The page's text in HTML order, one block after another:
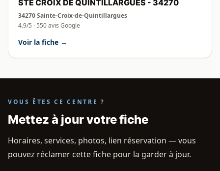
STE CROIX DE QUINTILLARGUES - 34270
34270 Sainte-Croix-de-Quintillargues
4.9/5 · 550 avis Google
Voir la fiche →
VOUS ÊTES CE CENTRE ?
Mettez à jour votre fiche
Horaires, services, photos, lien réservation — vous
pouvez réclamer cette fiche pour la garder à jour.